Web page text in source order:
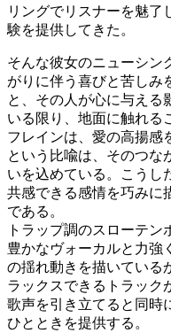
リングでリスナーを魅了
験を提供してきた。
そんな彼女のニューシン
がりに伴う喜びと苦しみ
と、その人が心に与える
いる限り、地面に触れる
フレインは、愛の高揚感
という比喩は、そのつな
いを込めている。こうし
共感できる感情を巧みに
である。
トラップ調のスローテン
豊かなヴォーカルと力強
の揺れ動きを描いている
ラックスできるトラック
歌声を引き立てると同時
ひとときを提供する。